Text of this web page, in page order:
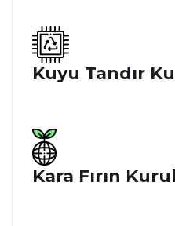
Kuyu Tandır
Kara Fırın